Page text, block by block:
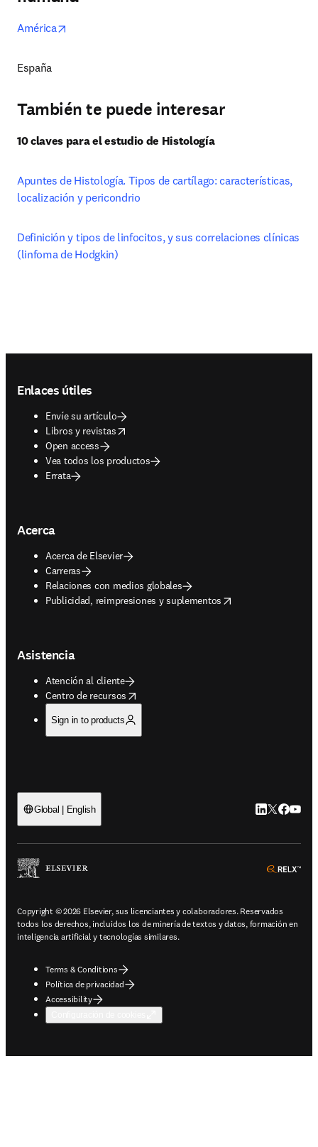
América
España
También te puede interesar
10 claves para el estudio de Histología
Apuntes de Histología. Tipos de cartílago: características,
localización y pericondrio
Definición y tipos de linfocitos, y sus correlaciones clínicas
(linfoma de Hodgkin)
Enlaces útiles
Envíe su artículo
Libros y revistas
opens in new tab/window
Open access
Vea todos los productos
Errata
Acerca
Acerca de Elsevier
Carreras
Relaciones con medios globales
Publicidad, reimpresiones y suplementos
opens in new tab/window
Asistencia
Atención al cliente
Centro de recursos
opens in new tab/window
Sign in to products
Global | English LinkedIn se
Twitter se
Copyright © 2026 Elsevier, sus licenciantes y colaboradores. Reservados
todos los derechos, incluidos los de minería de textos y datos, formación en
inteligencia artificial y tecnologías similares.
Terms & Conditions
Política de privacidad
Accessibility